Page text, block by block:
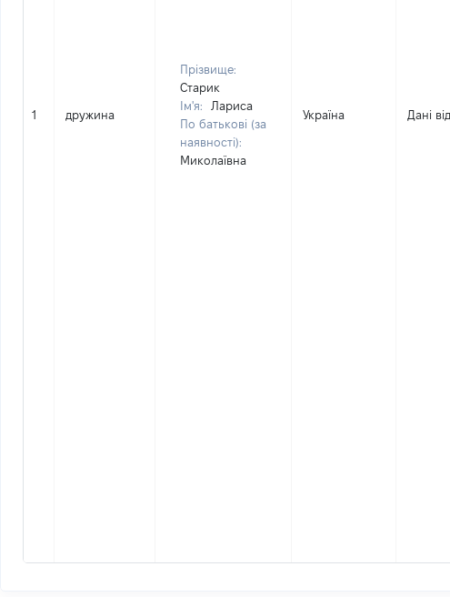
1 дружина
Прізвище:
Старик
Ім'я:
Лариса
По батькові (за
наявності):
Миколаївна
Україна Дані